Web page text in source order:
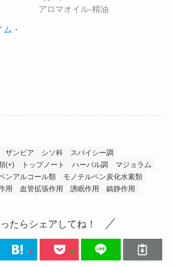
アロマオイル-精油
・
ザンビア シソ科
スパイシー調
(+)
トップノート ハーバル調
マジョラム
ンアルコール類
モノテルペン炭化水素類
用 血管拡張作用 誘眠作用 鎮静作用
たらシェアしてね！